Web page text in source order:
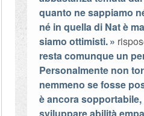
quanto ne sappiamo
né in quella di Nat è
siamo ottimisti.
resta comunque un
Personalmente non
nemmeno se fosse
è ancora sopportabile,